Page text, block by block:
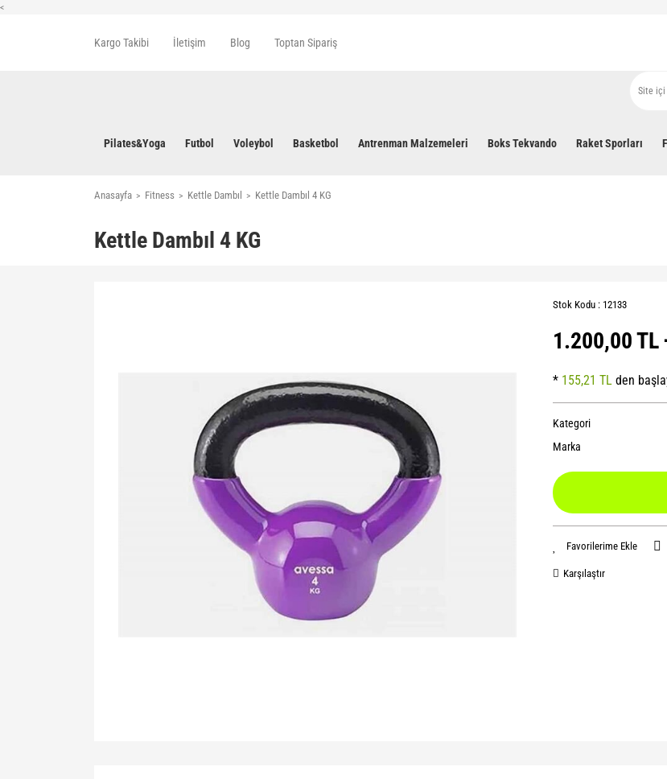
<
Kargo Takibi İletişim Blog Toptan Sipariş
Pilates&Yoga Futbol Voleybol Basketbol Antrenman Malzemeleri Boks Tekvando Raket Sporları
Anasayfa Fitness Kettle Dambıl Kettle Dambıl 4 KG
Kettle Dambıl 4 KG
Stok Kodu : 12133
1.200,00 TL
* 155,21 TL den
Kategori
Marka
Karşılaştır